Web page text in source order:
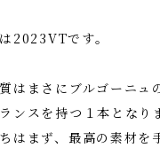
2023VTです。
はまさにブルゴーニ
ンスを持つ１本となり
ちはまず、最高の素材